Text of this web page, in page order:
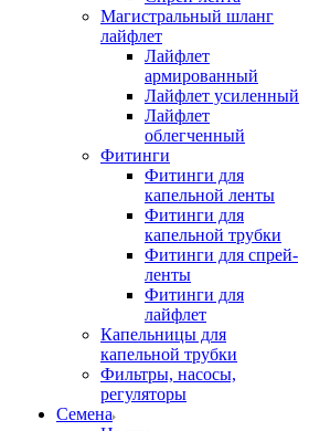
Магистральный шланг
лайфлет
Лайфлет
армированный
Лайфлет усиленный
Лайфлет
облегченный
Фитинги
Фитинги для
капельной ленты
Фитинги для
капельной трубки
Фитинги для спрей-
ленты
Фитинги для
лайфлет
Капельницы для
капельной трубки
Фильтры, насосы,
регуляторы
Семена